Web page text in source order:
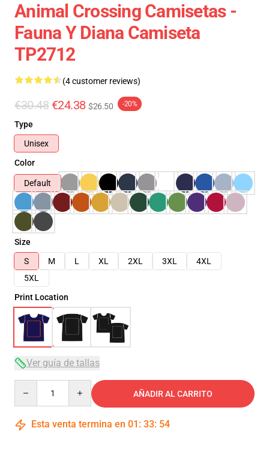
Animal Crossing Camisetas -
Fauna Y Diana Camiseta
TP2712
(4 customer reviews)
€30.48 €24.38 $26.50 -20%
Type
Unisex
Color
Default
Size
S
M L XL 2XL 3XL
4XL
5XL
Print Location
Ver guía de tallas
AÑADIR AL CARRITO
Esta venta termina en 01 : 33: 54